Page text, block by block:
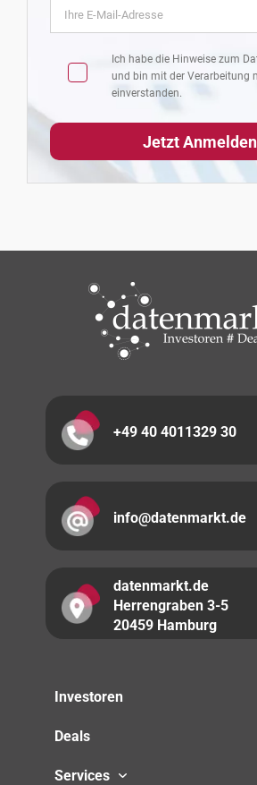
Ich habe die Hinweise zum
und bin mit der Verarbeitung
einverstanden.
+49 40 4011329 30
info@datenmarkt.de
datenmarkt.de
Herrengraben 3-5
20459 Hamburg
Investoren
Deals
Services